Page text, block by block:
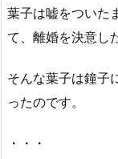
葉子は嘘をついた
て、離婚を決意し
そんな葉子は鐘子
ったのです。
・・・